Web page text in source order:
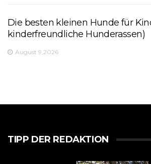
Die besten kleinen Hunde für
kinderfreundliche Hunderassen)
August 9,2026
TIPP DER REDAKTION